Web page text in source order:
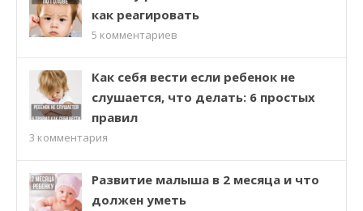
как реагировать
5 комментариев
Как себя вести если ребенок не
слушается, что делать: 6 простых
правил
3 комментария
Развитие малыша в 2 месяца и что
должен уметь